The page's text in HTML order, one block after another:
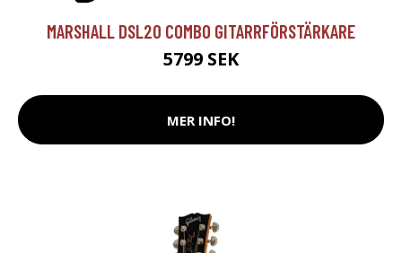
MARSHALL DSL20 COMBO GITARRFÖRSTÄRKARE
5799 SEK
MER INFO!